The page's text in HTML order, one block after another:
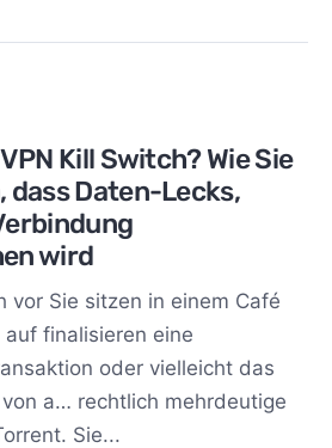
Kill Switch? Wie Sie
dass Daten-Lecks,
wird
vor Sie sitzen in einem Café
auf finalisieren eine
oder vielleicht das
a… rechtlich mehrdeutige
Sie...